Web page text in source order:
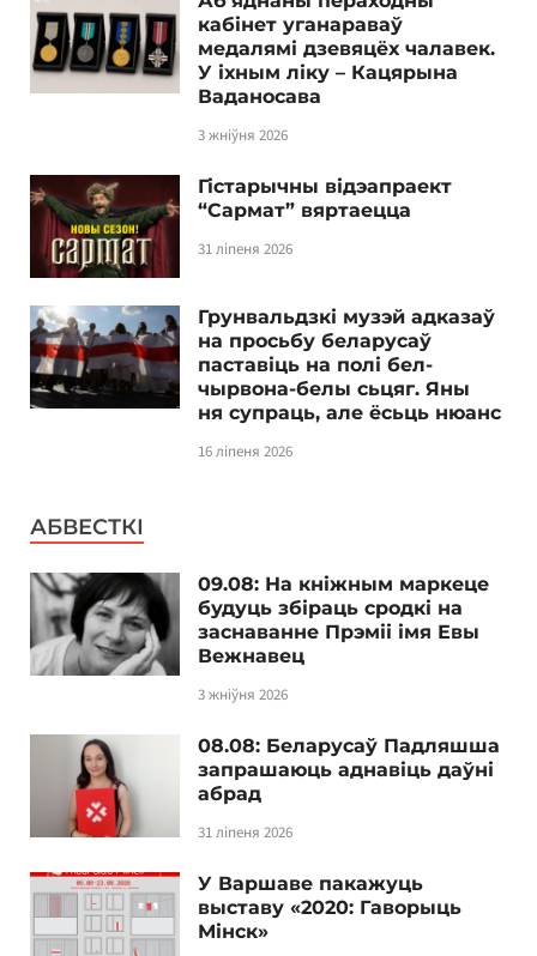
кабінет уганараваў
медалямі дзевяцёх чалавек.
У іхным ліку – Кацярына
Ваданосава
3 жніўня 2026
Гістарычны відэапраект
“Сармат” вяртаецца
31 ліпеня 2026
Грунвальдзкі музэй адказаў
на просьбу беларусаў
паставіць на полі бел-
чырвона-белы сьцяг. Яны
ня супраць, але ёсьць нюанс
16 ліпеня 2026
АБВЕСТКІ
09.08: На кніжным маркеце
будуць збіраць сродкі на
заснаванне Прэміі імя Евы
Вежнавец
3 жніўня 2026
08.08: Беларусаў Падляшша
запрашаюць аднавіць даўні
абрад
31 ліпеня 2026
У Варшаве пакажуць
выставу «2020: Гаворыць
Мінск»